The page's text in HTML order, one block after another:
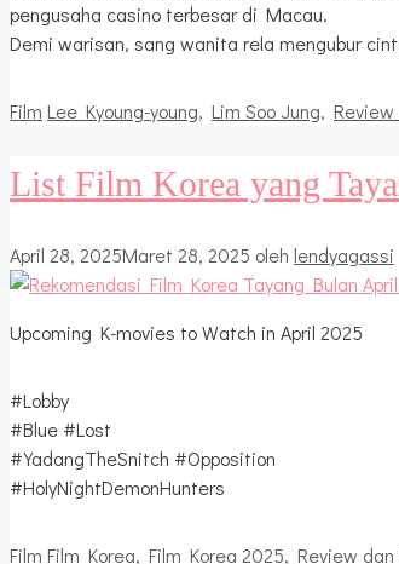
pengusaha casino terbesar di Macau.
Demi warisan, sang wanita rela mengubur
Kategori
Film Tag
Lee Kyoung-young, Lim Soo Jung, Review
List Film Korea yang
April 28, 2025Maret 28, 2025 oleh lendyagassi
Upcoming K-movies to Watch in April 2025
#Lobby
#Blue #Lost
#YadangTheSnitch #Opposition
#HolyNightDemonHunters
Kategori
Film Tag
Film Korea, Film Korea 2025, Review dan